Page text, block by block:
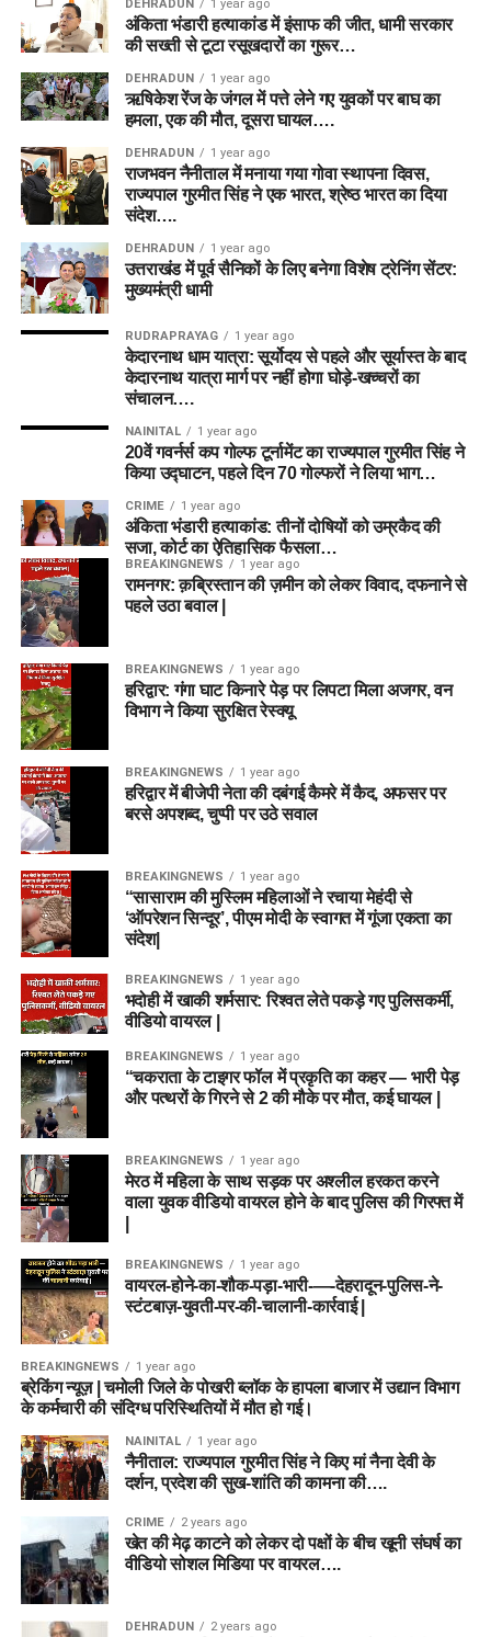
DEHRADUN 1 year ago
अंकिता भंडारी हत्याकांड में इंसाफ की जीत, धामी सरकार
की सख्ती से टूटा रसूखदारों का गुरूर…
DEHRADUN 1 year ago
ऋषिकेश रेंज के जंगल में पत्ते लेने गए युवकों पर बाघ का
हमला, एक की मौत, दूसरा घायल….
DEHRADUN 1 year ago
राजभवन नैनीताल में मनाया गया गोवा स्थापना दिवस,
राज्यपाल गुरमीत सिंह ने एक भारत, श्रेष्ठ भारत का दिया
संदेश….
DEHRADUN 1 year ago
उत्तराखंड में पूर्व सैनिकों के लिए बनेगा विशेष ट्रेनिंग सेंटर:
मुख्यमंत्री धामी
RUDRAPRAYAG 1 year ago
केदारनाथ धाम यात्रा: सूर्योदय से पहले और सूर्यास्त के बाद
केदारनाथ यात्रा मार्ग पर नहीं होगा घोड़े-खच्चरों का
संचालन….
NAINITAL 1 year ago
20वें गवर्नर्स कप गोल्फ टूर्नामेंट का राज्यपाल गुरमीत सिंह ने
किया उद्घाटन, पहले दिन 70 गोल्फरों ने लिया भाग…
CRIME 1 year ago
अंकिता भंडारी हत्याकांड: तीनों दोषियों को उम्रकैद की
सजा, कोर्ट का ऐतिहासिक फैसला…
BREAKINGNEWS 1 year ago
रामनगर: क़ब्रिस्तान की ज़मीन को लेकर विवाद, दफनाने से
पहले उठा बवाल |
BREAKINGNEWS 1 year ago
हरिद्वार: गंगा घाट किनारे पेड़ पर लिपटा मिला अजगर, वन
विभाग ने किया सुरक्षित रेस्क्यू
BREAKINGNEWS 1 year ago
हरिद्वार में बीजेपी नेता की दबंगई कैमरे में कैद, अफसर पर
बरसे अपशब्द, चुप्पी पर उठे सवाल
BREAKINGNEWS 1 year ago
“सासाराम की मुस्लिम महिलाओं ने रचाया मेहंदी से
‘ऑपरेशन सिन्दूर’, पीएम मोदी के स्वागत में गूंजा एकता का
संदेश|
BREAKINGNEWS 1 year ago
भदोही में खाकी शर्मसार: रिश्वत लेते पकड़े गए पुलिसकर्मी,
वीडियो वायरल |
BREAKINGNEWS 1 year ago
“चकराता के टाइगर फॉल में प्रकृति का कहर — भारी पेड़
और पत्थरों के गिरने से 2 की मौके पर मौत, कई घायल |
BREAKINGNEWS 1 year ago
मेरठ में महिला के साथ सड़क पर अश्लील हरकत करने
वाला युवक वीडियो वायरल होने के बाद पुलिस की गिरफ्त में
BREAKINGNEWS 1 year ago
वायरल-होने-का-शौक-पड़ा-भारी-—-देहरादून-पुलिस-ने-
स्टंटबाज़-युवती-पर-की-चालानी-कार्रवाई |
BREAKINGNEWS 1 year ago
ब्रेकिंग न्यूज़ | चमोली जिले के पोखरी ब्लॉक के हापला बाजार में उद्यान विभाग
के कर्मचारी की संदिग्ध परिस्थितियों में मौत हो गई।
NAINITAL 1 year ago
नैनीताल: राज्यपाल गुरमीत सिंह ने किए मां नैना देवी के
दर्शन, प्रदेश की सुख-शांति की कामना की….
CRIME 2 years ago
खेत की मेढ़ काटने को लेकर दो पक्षों के बीच खूनी संघर्ष का
वीडियो सोशल मिडिया पर वायरल….
DEHRADUN 2 years ago